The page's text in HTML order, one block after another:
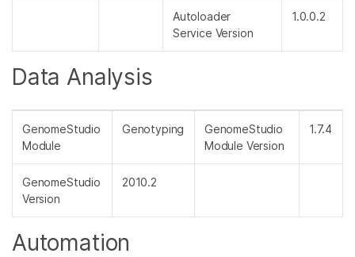
Autoloader
Service Version
1.0.0.2
Data Analysis
GenomeStudio
Module
Genotyping
GenomeStudio
Module Version
1.7.4
GenomeStudio
Version
2010.2
Automation